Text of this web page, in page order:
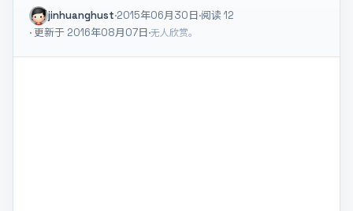
jinhuanghust·2015年06月30日·阅读 12
· 更新于 2016年08月07日·无人欣赏。